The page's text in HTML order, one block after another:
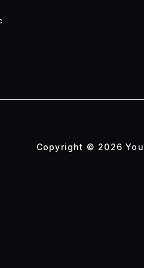
Copyright © 2026